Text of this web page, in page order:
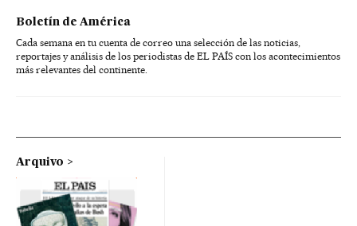
Boletín de América
Cada semana en tu cuenta de correo una selección de las noticias,
reportajes y análisis de los periodistas de EL PAÍS con los acontecimientos
más relevantes del continente.
Arquivo